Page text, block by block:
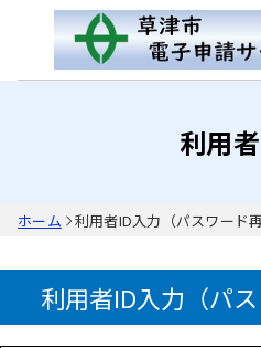
利用
ホーム 利用者ID入力（パスワード再
利用者ID入力（パス